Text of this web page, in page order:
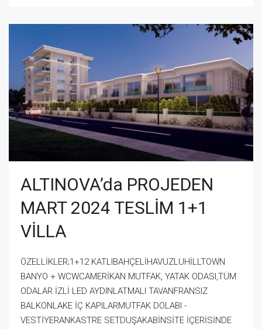
ALTINOVA’da PROJEDEN
MART 2024 TESLİM 1+1
VİLLA
ÖZELLİKLER;1+12 KATLIBAHÇELİHAVUZLUHİLLTOWN
BANYO + WCWCAMERİKAN MUTFAK, YATAK ODASI,TÜM
ODALAR İZLİ LED AYDINLATMALI TAVANFRANSIZ
BALKONLAKE İÇ KAPILARMUTFAK DOLABI -
VESTİYERANKASTRE SETDUŞAKABİNSİTE İÇERİSİNDE